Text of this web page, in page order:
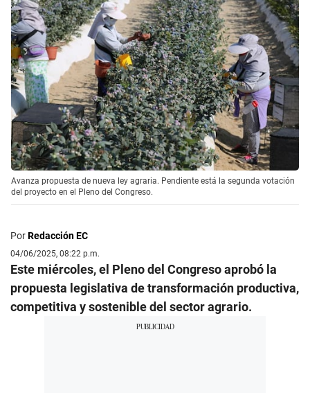
Avanza propuesta de nueva ley agraria. Pendiente está la segunda votación
del proyecto en el Pleno del Congreso.
PorRedacción EC
04/06/2025, 08:22 p.m.
Este miércoles, el Pleno del Congreso aprobó la
propuesta legislativa de transformación productiva,
competitiva y sostenible del sector agrario.